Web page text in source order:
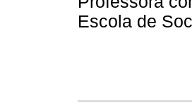
Escola de